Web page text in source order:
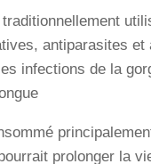
antiparasites
infections de la
prolonger la